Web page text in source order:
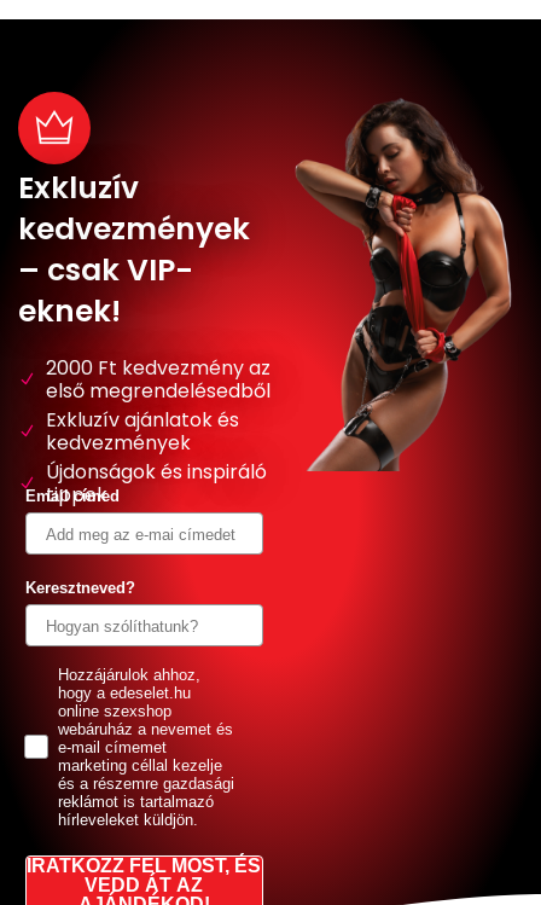
Exkluzív
kedvezmények
– csak VIP-
eknek!
2000 Ft kedvezmény az
első megrendelésedből
Exkluzív ajánlatok és
kedvezmények
Újdonságok és inspiráló
tippek
Email címed
Keresztneved?
GDPRHozzájárulok ahhoz,
hogy a edeselet.hu
online szexshop
webáruház a nevemet és
e-mail címemet
marketing céllal kezelje
és a részemre gazdasági
reklámot is tartalmazó
hírleveleket küldjön.
IRATKOZZ FEL MOST, ÉS
VEDD ÁT AZ